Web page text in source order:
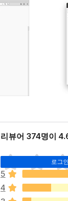
리뷰어 374명이
로그
아
직
평
점
5
4